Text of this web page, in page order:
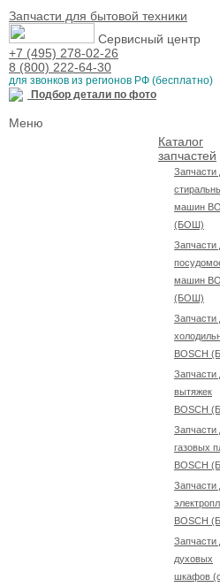
Запчасти для бытовой техники
Сервисный центр
+7 (495) 278-02-26
8 (800) 222-64-30
для звонков из регионов РФ (бесплатно)
Подбор детали по фото
Меню
Каталог
запчастей
Запчасти
машин
(БОШ)
Запчасти
машин
(БОШ)
Запчасти
BOSCH
Запчасти
вытяжек
BOSCH
Запчасти
газовых
BOSCH
Запчасти
BOSCH
Запчасти
духовых
шкафов (с